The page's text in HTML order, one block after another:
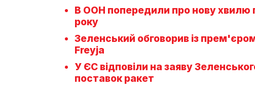
В ООН попередили про нову хвилю
року
Зеленський обговорив із
Freyja
У ЄС відповіли на заяву
поставок ракет